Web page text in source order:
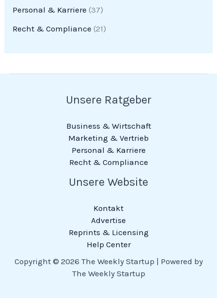
Personal & Karriere (37)
Recht & Compliance (21)
Unsere Ratgeber
Business & Wirtschaft
Marketing & Vertrieb
Personal & Karriere
Recht & Compliance
Unsere Website
Kontakt
Advertise
Reprints & Licensing
Help Center
Copyright © 2026 The Weekly Startup | Powered by
The Weekly Startup